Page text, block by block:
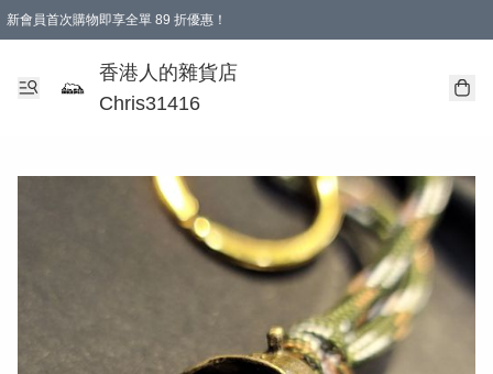
新會員首次購物即享全單 89 折優惠！
購物滿 HKD 499.00即享免運費優惠！（適用於 本地送貨、本地取貨 )
【滿 $300 專屬驚喜：無聲信物（最後一批）】
香港人的雜貨店
Chris31416